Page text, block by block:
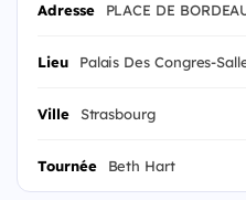
Adresse PLACE DE
Lieu Palais Des Congres-
Ville Strasbourg
Tournée Beth Hart